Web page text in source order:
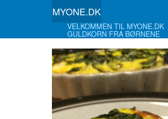
MYONE.DK
VELKOMMEN TIL MYONE.DK
GULDKORN FRA BØRNENE